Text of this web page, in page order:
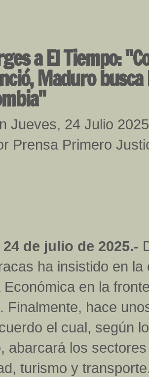
a El Tiempo:
Maduro
Jueves, 24 Julio 2025
Prensa Primero
de julio de 2025.-
ha insistido en la
Económica en la
Finalmente, hace
el cual, según
abarcará los
turismo y